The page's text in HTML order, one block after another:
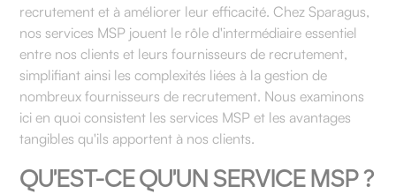
recrutement et à améliorer leur efficacité. Chez Sparagus,
nos services MSP jouent le rôle d'intermédiaire essentiel
entre nos clients et leurs fournisseurs de recrutement,
simplifiant ainsi les complexités liées à la gestion de
nombreux fournisseurs de recrutement. Nous examinons
ici en quoi consistent les services MSP et les avantages
tangibles qu'ils apportent à nos clients.
QU'EST-CE QU'UN SERVICE MSP ?